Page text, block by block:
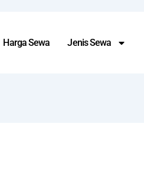
Harga Sewa Jenis Sewa